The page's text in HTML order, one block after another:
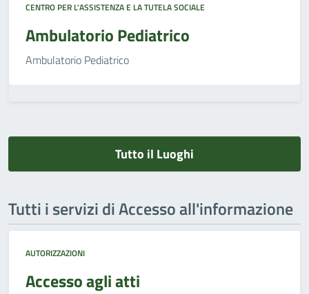
CENTRO PER L'ASSISTENZA E LA TUTELA SOCIALE
Ambulatorio Pediatrico
Ambulatorio Pediatrico
Tutto il Luoghi
Tutti i servizi di Accesso all'informazione
AUTORIZZAZIONI
Accesso agli atti